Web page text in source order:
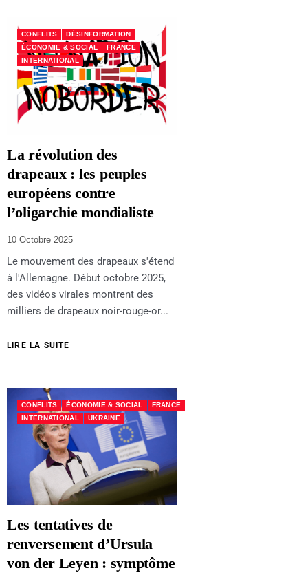
CONFLITS
DÉSINFORMATION
ÉCONOMIE & SOCIAL
FRANCE
INTERNATIONAL
La révolution des
drapeaux : les peuples
européens contre
l’oligarchie mondialiste
10 Octobre 2025
Le mouvement des drapeaux s'étend
à l'Allemagne. Début octobre 2025,
des vidéos virales montrent des
milliers de drapeaux noir-rouge-or...
LIRE LA SUITE
CONFLITS ÉCONOMIE & SOCIAL
FRANCE
INTERNATIONAL
UKRAINE
Les tentatives de
renversement d’Ursula
von der Leyen : symptôme